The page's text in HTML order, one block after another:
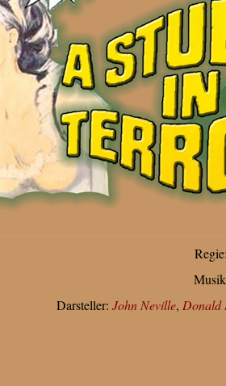
Darsteller: John Neville, Donald